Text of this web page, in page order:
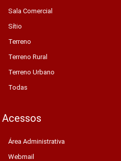
Sala Comercial
Sítio
Terreno
Terreno Rural
Terreno Urbano
Todas
Acessos
Área Administrativa
Webmail